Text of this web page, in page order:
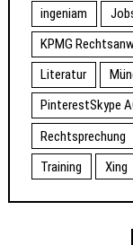
ingeniam
KPMG
Literatur
PinterestSkype
Rechtsprechung
Training
Xing